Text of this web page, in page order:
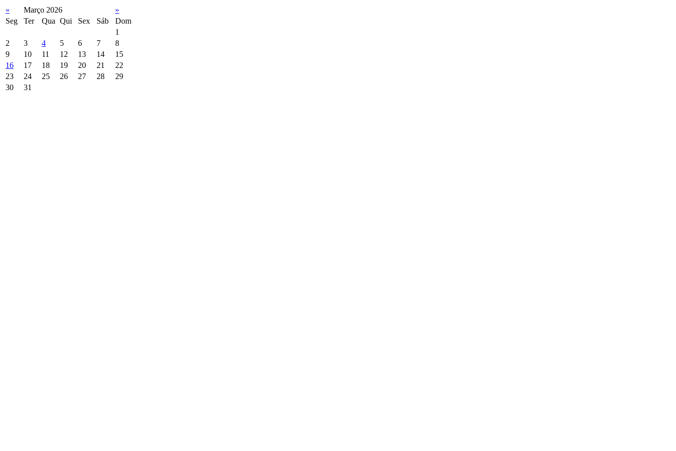
« Março 2026
»
Seg
Ter Qua Qui Sex Sáb
Dom
1
2
3 4 5 6 7
8
9
10 11 12 13 14
15
16
17 18 19 20 21
22
23
24 25 26 27 28
29
30
31